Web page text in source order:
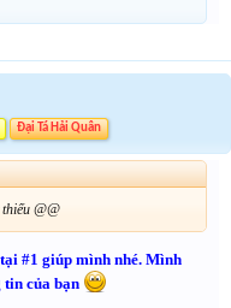
Đại Tá Hải Quân
@@
#1 giúp mình nhé. Mình
tin của bạn